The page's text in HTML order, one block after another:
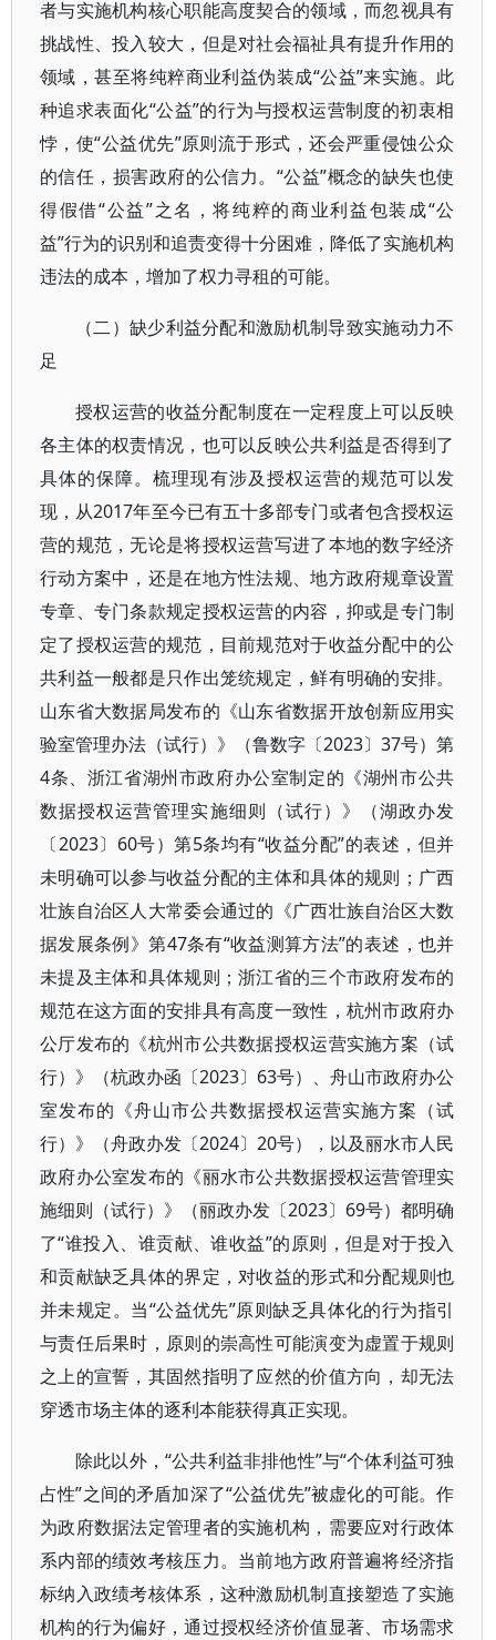
者与实施机构核心职能高度契合的领域，而忽视具有
挑战性、投入较大，但是对社会福祉具有提升作用的
领域，甚至将纯粹商业利益伪装成“公益”来实施。此
种追求表面化“公益”的行为与授权运营制度的初衷相
悖，使“公益优先”原则流于形式，还会严重侵蚀公众
的信任，损害政府的公信力。“公益”概念的缺失也使
得假借“公益”之名，将纯粹的商业利益包装成“公
益”行为的识别和追责变得十分困难，降低了实施机构
违法的成本，增加了权力寻租的可能。
（二）缺少利益分配和激励机制导致实施动力不
足
授权运营的收益分配制度在一定程度上可以反映
各主体的权责情况，也可以反映公共利益是否得到了
具体的保障。梳理现有涉及授权运营的规范可以发
现，从2017年至今已有五十多部专门或者包含授权运
营的规范，无论是将授权运营写进了本地的数字经济
行动方案中，还是在地方性法规、地方政府规章设置
专章、专门条款规定授权运营的内容，抑或是专门制
定了授权运营的规范，目前规范对于收益分配中的公
共利益一般都是只作出笼统规定，鲜有明确的安排。
山东省大数据局发布的《山东省数据开放创新应用实
验室管理办法（试行）》（鲁数字〔2023〕37号）第
4条、浙江省湖州市政府办公室制定的《湖州市公共
数据授权运营管理实施细则（试行）》（湖政办发
〔2023〕60号）第5条均有“收益分配”的表述，但并
未明确可以参与收益分配的主体和具体的规则；广西
壮族自治区人大常委会通过的《广西壮族自治区大数
据发展条例》第47条有“收益测算方法”的表述，也并
未提及主体和具体规则；浙江省的三个市政府发布的
规范在这方面的安排具有高度一致性，杭州市政府办
公厅发布的《杭州市公共数据授权运营实施方案（试
行）》（杭政办函〔2023〕63号）、舟山市政府办公
室发布的《舟山市公共数据授权运营实施方案（试
行）》（舟政办发〔2024〕20号），以及丽水市人民
政府办公室发布的《丽水市公共数据授权运营管理实
施细则（试行）》（丽政办发〔2023〕69号）都明确
了“谁投入、谁贡献、谁收益”的原则，但是对于投入
和贡献缺乏具体的界定，对收益的形式和分配规则也
并未规定。当“公益优先”原则缺乏具体化的行为指引
与责任后果时，原则的崇高性可能演变为虚置于规则
之上的宣誓，其固然指明了应然的价值方向，却无法
穿透市场主体的逐利本能获得真正实现。
除此以外，“公共利益非排他性”与“个体利益可独
占性”之间的矛盾加深了“公益优先”被虚化的可能。作
为政府数据法定管理者的实施机构，需要应对行政体
系内部的绩效考核压力。当前地方政府普遍将经济指
标纳入政绩考核体系，这种激励机制直接塑造了实施
机构的行为偏好，通过授权经济价值显著、市场需求